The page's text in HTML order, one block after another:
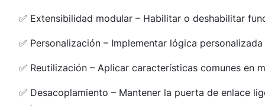
✅ Extensibilidad modular – Habilitar o deshabilitar
✅ Personalización – Implementar lógica
✅ Reutilización – Aplicar características comunes en
✅ Desacoplamiento – Mantener la puerta de enlace